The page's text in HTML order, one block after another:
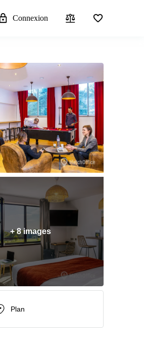
Connexion
+ 8 images
Plan